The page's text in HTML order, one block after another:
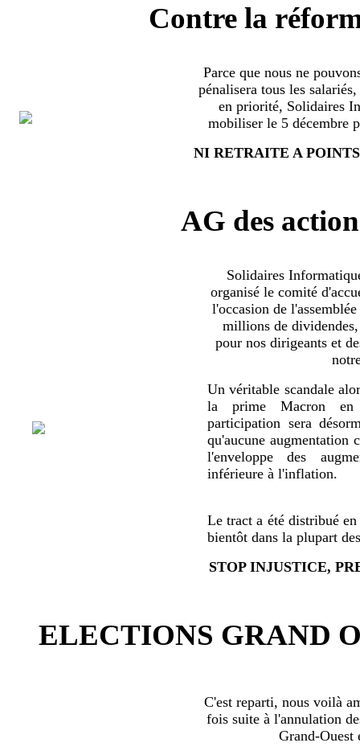
Contre la
Parce que nous ne
pénalisera tous les
en priorité, Solidaires
mobiliser le 5 décembre
NI RETRAITE A
AG des
Solidaires
organisé le comité
l'occasion de
millions de
pour nos dirigeants et
Un véritable scandale
la prime Macron
participation sera
qu'aucune augmentation
l'enveloppe des
inférieure à l'inflation.
Le tract a été distribué en
bientôt dans la plupart
STOP INJUSTICE,
ELECTIONS GRAND
C'est reparti, nous voilà
fois suite à l'annulation
Grand-Ouest